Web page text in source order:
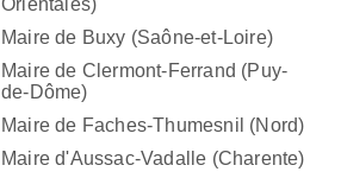
Maire de Buxy (Saône-et-Loire)
Maire de Clermont-Ferrand (Puy-
de-Dôme)
Maire de Faches-Thumesnil (Nord)
Maire d'Aussac-Vadalle (Charente)